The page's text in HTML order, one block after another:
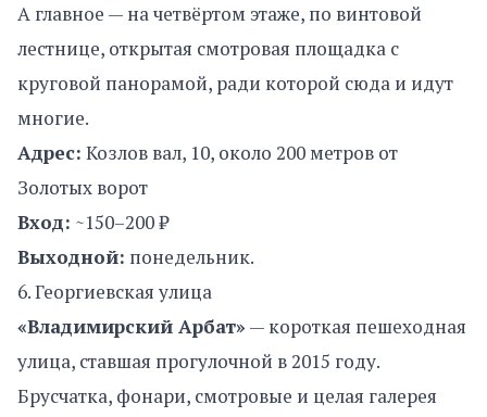
А главное — на четвёртом этаже, по винтовой
лестнице, открытая смотровая площадка с
круговой панорамой, ради которой сюда и идут
многие.
Адрес: Козлов вал, 10, около 200 метров от
Золотых ворот
Вход: ~150–200 ₽
Выходной: понедельник.
6. Георгиевская улица
«Владимирский Арбат»— короткая пешеходная
улица, ставшая прогулочной в 2015 году.
Брусчатка, фонари, смотровые и целая галерея